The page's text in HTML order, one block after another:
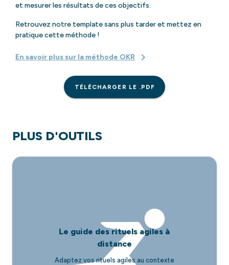
et mesurer les résultats de ces objectifs.
Retrouvez notre template sans plus tarder et mettez en
pratique cette méthode !
En savoir plus sur la méthode OKR
TÉLÉCHARGER LE .PDF
PLUS D'OUTILS
Le guide des rituels agiles à
distance
Adaptez vos rituels agiles au contexte